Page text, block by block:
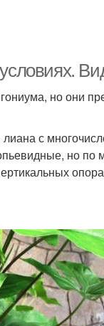
но они
с
но